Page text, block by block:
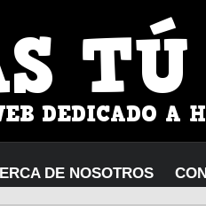
DE NOSOTROS